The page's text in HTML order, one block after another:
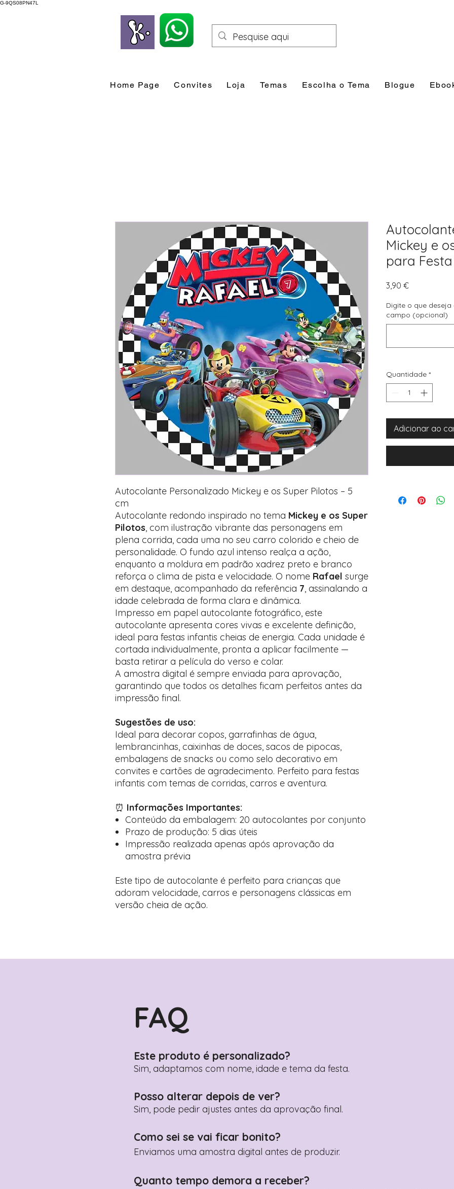
G-9QS08PN47L
Home Page Convites Loja Temas Escolha o Tema Blogue
Autocolante Personalizado Mickey e os Super Pilotos – 5
cm
Autocolante redondo inspirado no tema Mickey e os Super
Pilotos, com ilustração vibrante das personagens em
plena corrida, cada uma no seu carro colorido e cheio de
personalidade. O fundo azul intenso realça a ação,
enquanto a moldura em padrão xadrez preto e branco
reforça o clima de pista e velocidade. O nome Rafael surge
em destaque, acompanhado da referência 7, assinalando a
idade celebrada de forma clara e dinâmica.
Impresso em papel autocolante fotográfico, este
autocolante apresenta cores vivas e excelente definição,
ideal para festas infantis cheias de energia. Cada unidade é
cortada individualmente, pronta a aplicar facilmente —
basta retirar a película do verso e colar.
A amostra digital é sempre enviada para aprovação,
garantindo que todos os detalhes ficam perfeitos antes da
impressão final.
Sugestões de uso:
Ideal para decorar copos, garrafinhas de água,
lembrancinhas, caixinhas de doces, sacos de pipocas,
embalagens de snacks ou como selo decorativo em
convites e cartões de agradecimento. Perfeito para festas
infantis com temas de corridas, carros e aventura.
⏰ Informações Importantes:
Conteúdo da embalagem: 20 autocolantes por conjunto
Prazo de produção: 5 dias úteis
Impressão realizada apenas após aprovação da
amostra prévia
Este tipo de autocolante é perfeito para crianças que
adoram velocidade, carros e personagens clássicas em
versão cheia de ação.
Mickey e
para
3,90 €Preço
Digite o que
campo (opcional)
Quantidade *
Adicionar ao
FAQ
Este produto é personalizado?
Sim, adaptamos com nome, idade e tema da festa.
Posso alterar depois de ver?
Sim, pode pedir ajustes antes da aprovação final.
Como sei se vai ficar bonito?
Enviamos uma amostra digital antes de produzir.
Quanto tempo demora a receber?